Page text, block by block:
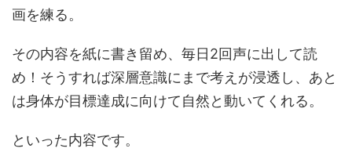
画を練る。
その内容を紙に書き留め、毎日2回声に出して読
め！そうすれば深層意識にまで考えが浸透し、あと
は身体が目標達成に向けて自然と動いてくれる。
といった内容です。